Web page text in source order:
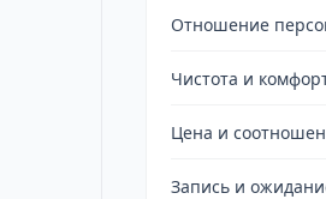
Отношение
Чистота и
Цена и
Запись и